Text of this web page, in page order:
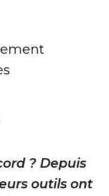
? Depuis
outils ont